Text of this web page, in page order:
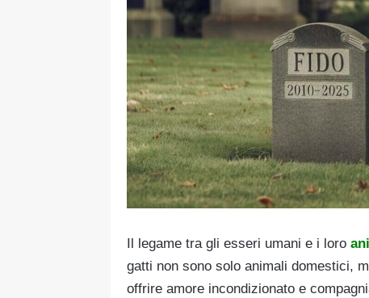
Il legame tra gli esseri umani e i loro
gatti non sono solo animali domestici,
offrire amore incondizionato e